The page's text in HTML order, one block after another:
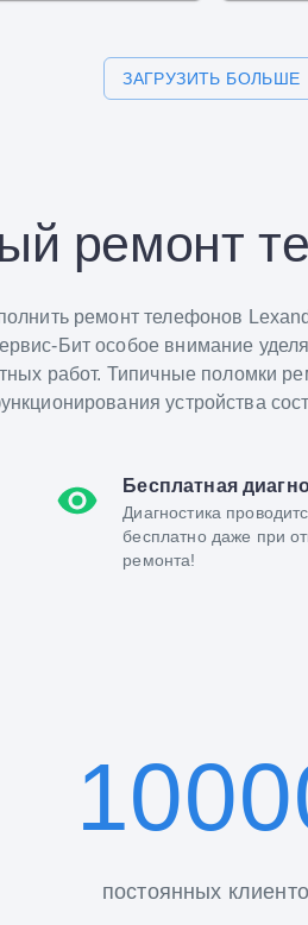
ЗАГРУЗИТЬ БОЛЬШЕ
ремонт
ремонт телефонов
Бит особое внимание
работ. Типичные поломки
устройства
Бесплатная
Диагностика
бесплатно даже при
ремонта!
постоянных